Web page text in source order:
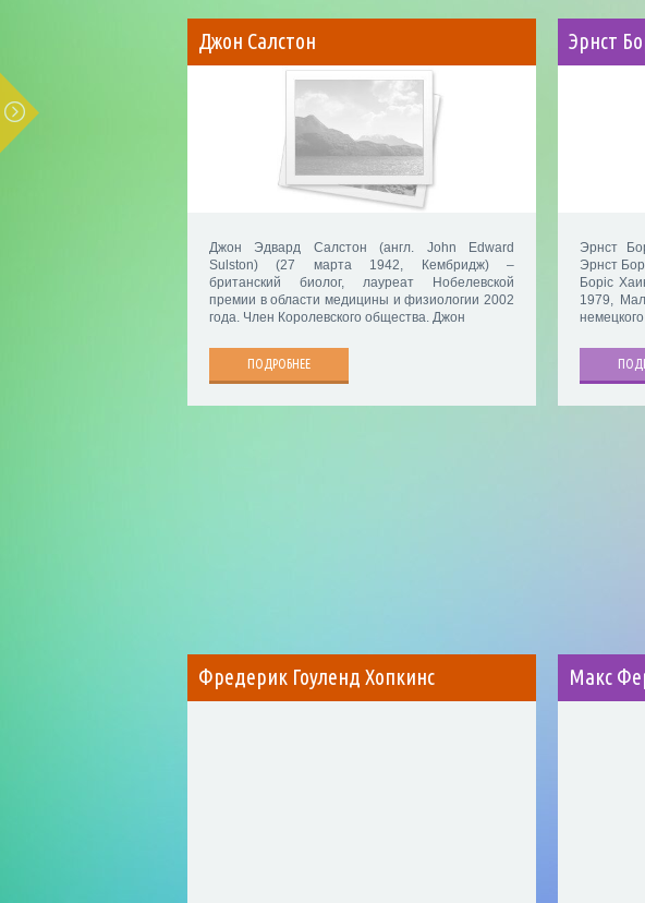
Джон Салстон
Джон Эдвард Салстон (англ. John Edward
Sulston) (27 марта 1942, Кембридж) –
британский биолог, лауреат Нобелевской
премии в области медицины и физиологии 2002
года. Член Королевского общества. Джон
ПОДРОБНЕЕ
Эрнст
Эрнст
Эрнст
Борiс
1979,
немецкого
Фредерик Гоуленд Хопкинс Макс